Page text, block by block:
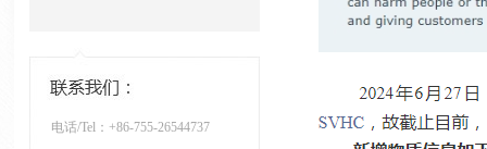
电话/Tel：+86-755-26544737